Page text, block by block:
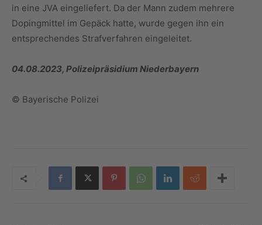
in eine JVA eingeliefert. Da der Mann zudem mehrere
Dopingmittel im Gepäck hatte, wurde gegen ihn ein
entsprechendes Strafverfahren eingeleitet.
04.08.2023, Polizeipräsidium Niederbayern
© Bayerische Polizei